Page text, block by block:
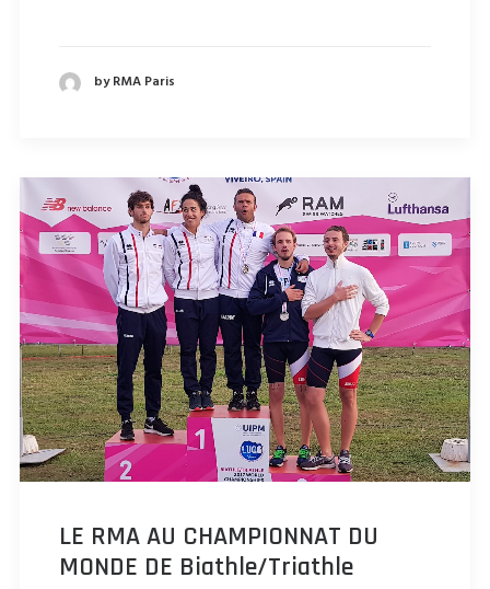
by RMA Paris
LE RMA AU CHAMPIONNAT DU
MONDE DE Biathle/Triathle